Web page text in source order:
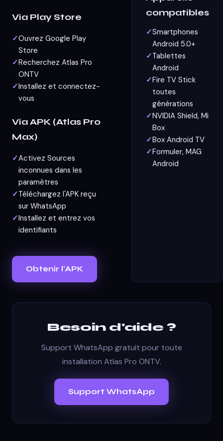
Via Play Store
Ouvrez Google Play
Store
Recherchez Atlas Pro
ONTV
Installez et connectez-
vous
Via APK (Atlas Pro
Max)
Activez Sources
inconnues dans les
paramètres
Téléchargez l'APK reçu
sur WhatsApp
Installez et entrez vos
identifiants
Obtenir l'APK
compatibles
Smartphones
Android 5.0+
Tablettes
Android
Fire TV Stick
toutes
générations
NVIDIA Shield, Mi
Box
Box Android TV
Formuler, MAG
Android
Besoin d'aide ?
Support WhatsApp gratuit pour toute
installation Atlas Pro ONTV.
Support WhatsApp